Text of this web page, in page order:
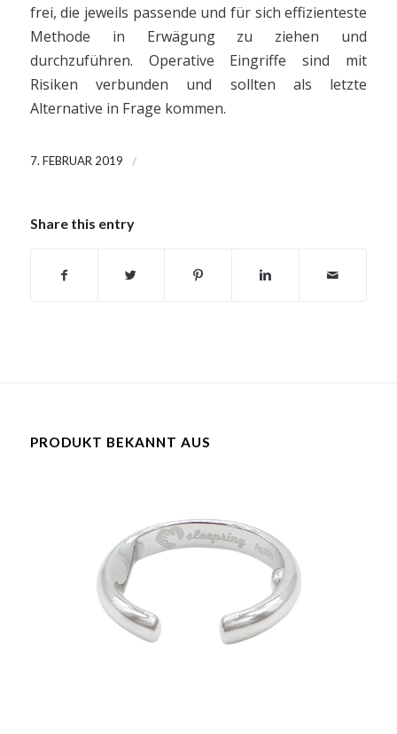
frei, die jeweils passende und für sich effizienteste
Methode in Erwägung zu ziehen und
durchzuführen. Operative Eingriffe sind mit
Risiken verbunden und sollten als letzte
Alternative in Frage kommen.
7. FEBRUAR 2019 /
Share this entry
PRODUKT BEKANNT AUS